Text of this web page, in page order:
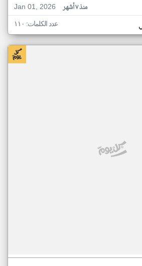
Jan 01, 2026
منذ ٧ أشهر
عدد الكلمات: ١١٠